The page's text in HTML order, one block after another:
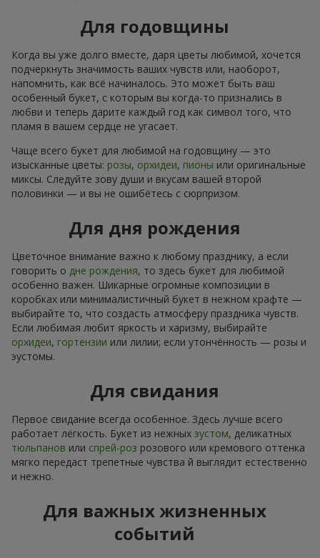
Для годовщины
Когда вы уже долго вместе, даря цветы любимой, хочется
подчеркнуть значимость ваших чувств или, наоборот,
напомнить, как всё начиналось. Это может быть ваш
особенный букет, с которым вы когда-то признались в
любви и теперь дарите каждый год как символ того, что
пламя в вашем сердце не угасает.
Чаще всего букет для любимой на годовщину — это
изысканные цветы: розы, орхидеи, пионы или оригинальные
миксы. Следуйте зову души и вкусам вашей второй
половинки — и вы не ошибётесь с сюрпризом.
Для дня рождения
Цветочное внимание важно к любому празднику, а если
говорить о дне рождения, то здесь букет для любимой
особенно важен. Шикарные огромные композиции в
коробках или минималистичный букет в нежном крафте —
выбирайте то, что создасть атмосферу праздника чувств.
Если любимая любит яркость и харизму, выбирайте
орхидеи, гортензии или лилии; если утончённость — розы и
эустомы.
Для свидания
Первое свидание всегда особенное. Здесь лучше всего
работает лёгкость. Букет из нежных эустом, деликатных
тюльпанов или спрей-роз розового или кремового оттенка
мягко передаст трепетные чувства й выглядит естественно
и нежно.
Для важных жизненных
событий